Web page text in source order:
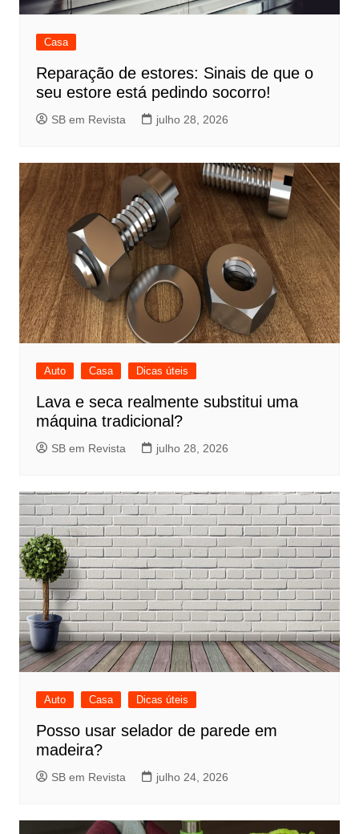
Casa
Reparação de estores: Sinais de que o
seu estore está pedindo socorro!
SB em Revista julho 28, 2026
Auto Casa Dicas úteis
Lava e seca realmente substitui uma
máquina tradicional?
SB em Revista julho 28, 2026
Auto Casa Dicas úteis
Posso usar selador de parede em
madeira?
SB em Revista julho 24, 2026